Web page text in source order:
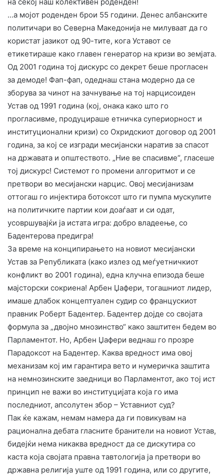
​…а мојот роденден брои 55 години. Денес албанските
политичари во Северна Македонија не милуваат да го
користат јазикот од 90-тите, кога Уставот се
етикетираше како главен генератор на кризи во земјата.
Од 2001 година тој дискурс со декрет беше прогласен
за демоде! Фап-фап, одеднаш стана модерно да се
зборува за чинот на зачнување на тој нарцисоиден
Устав од 1991 година (кој, онака како што го
прогласивме, продуцираше етничка супериорност и
институционални кризи) со Охридскиот договор од 2001
година, за кој се изгради месијански наратив за спасот
на државата и општеството. „Ние ве спасивме“, гласеше
тој дискурс! Системот го промени алгоритмот и се
претвори во месијански нарцис. Овој месијанизам
оттогаш го инјектира ботоксот што ги пумпа мускулите
на политичките партии кои доаѓаат и си одат,
усовршувајќи ја истата игра: добро владеење, со
Бадентерова предигра!
За време на конципирањето на новиот месијански
Устав за Републиката (како излез од меѓуетничкиот
конфликт во 2001 година), една клучна епизода беше
мајсторски сокриена! Арбен Џафери, тогашниот лидер,
имаше длабок концептуален судир со францускиот
правник Роберт Бадентер. Бадентер дојде со својата
формула за „двојно мнозинство“ како заштитен бедем во
Парламентот. Но, Арбен Џафери веднаш го прозре
Парадоксот на Бадентер. Каква вредност има овој
механизам кој им гарантира вето и нумеричка заштита
на немнозинските заедници во Парламентот, ако тој ист
принцип не важи во институцијата која го има
последниот, апсолутен збор – Уставниот суд?
​Пак ќе кажам, немам намера да ги повикувам на
рационална дебата гласните бранители на новиот Устав,
бидејќи нема никаква вредност да се дискутира со
каста која својата правна тавтологија ја претвори во
државна религија уште од 1991 година, или со другите,